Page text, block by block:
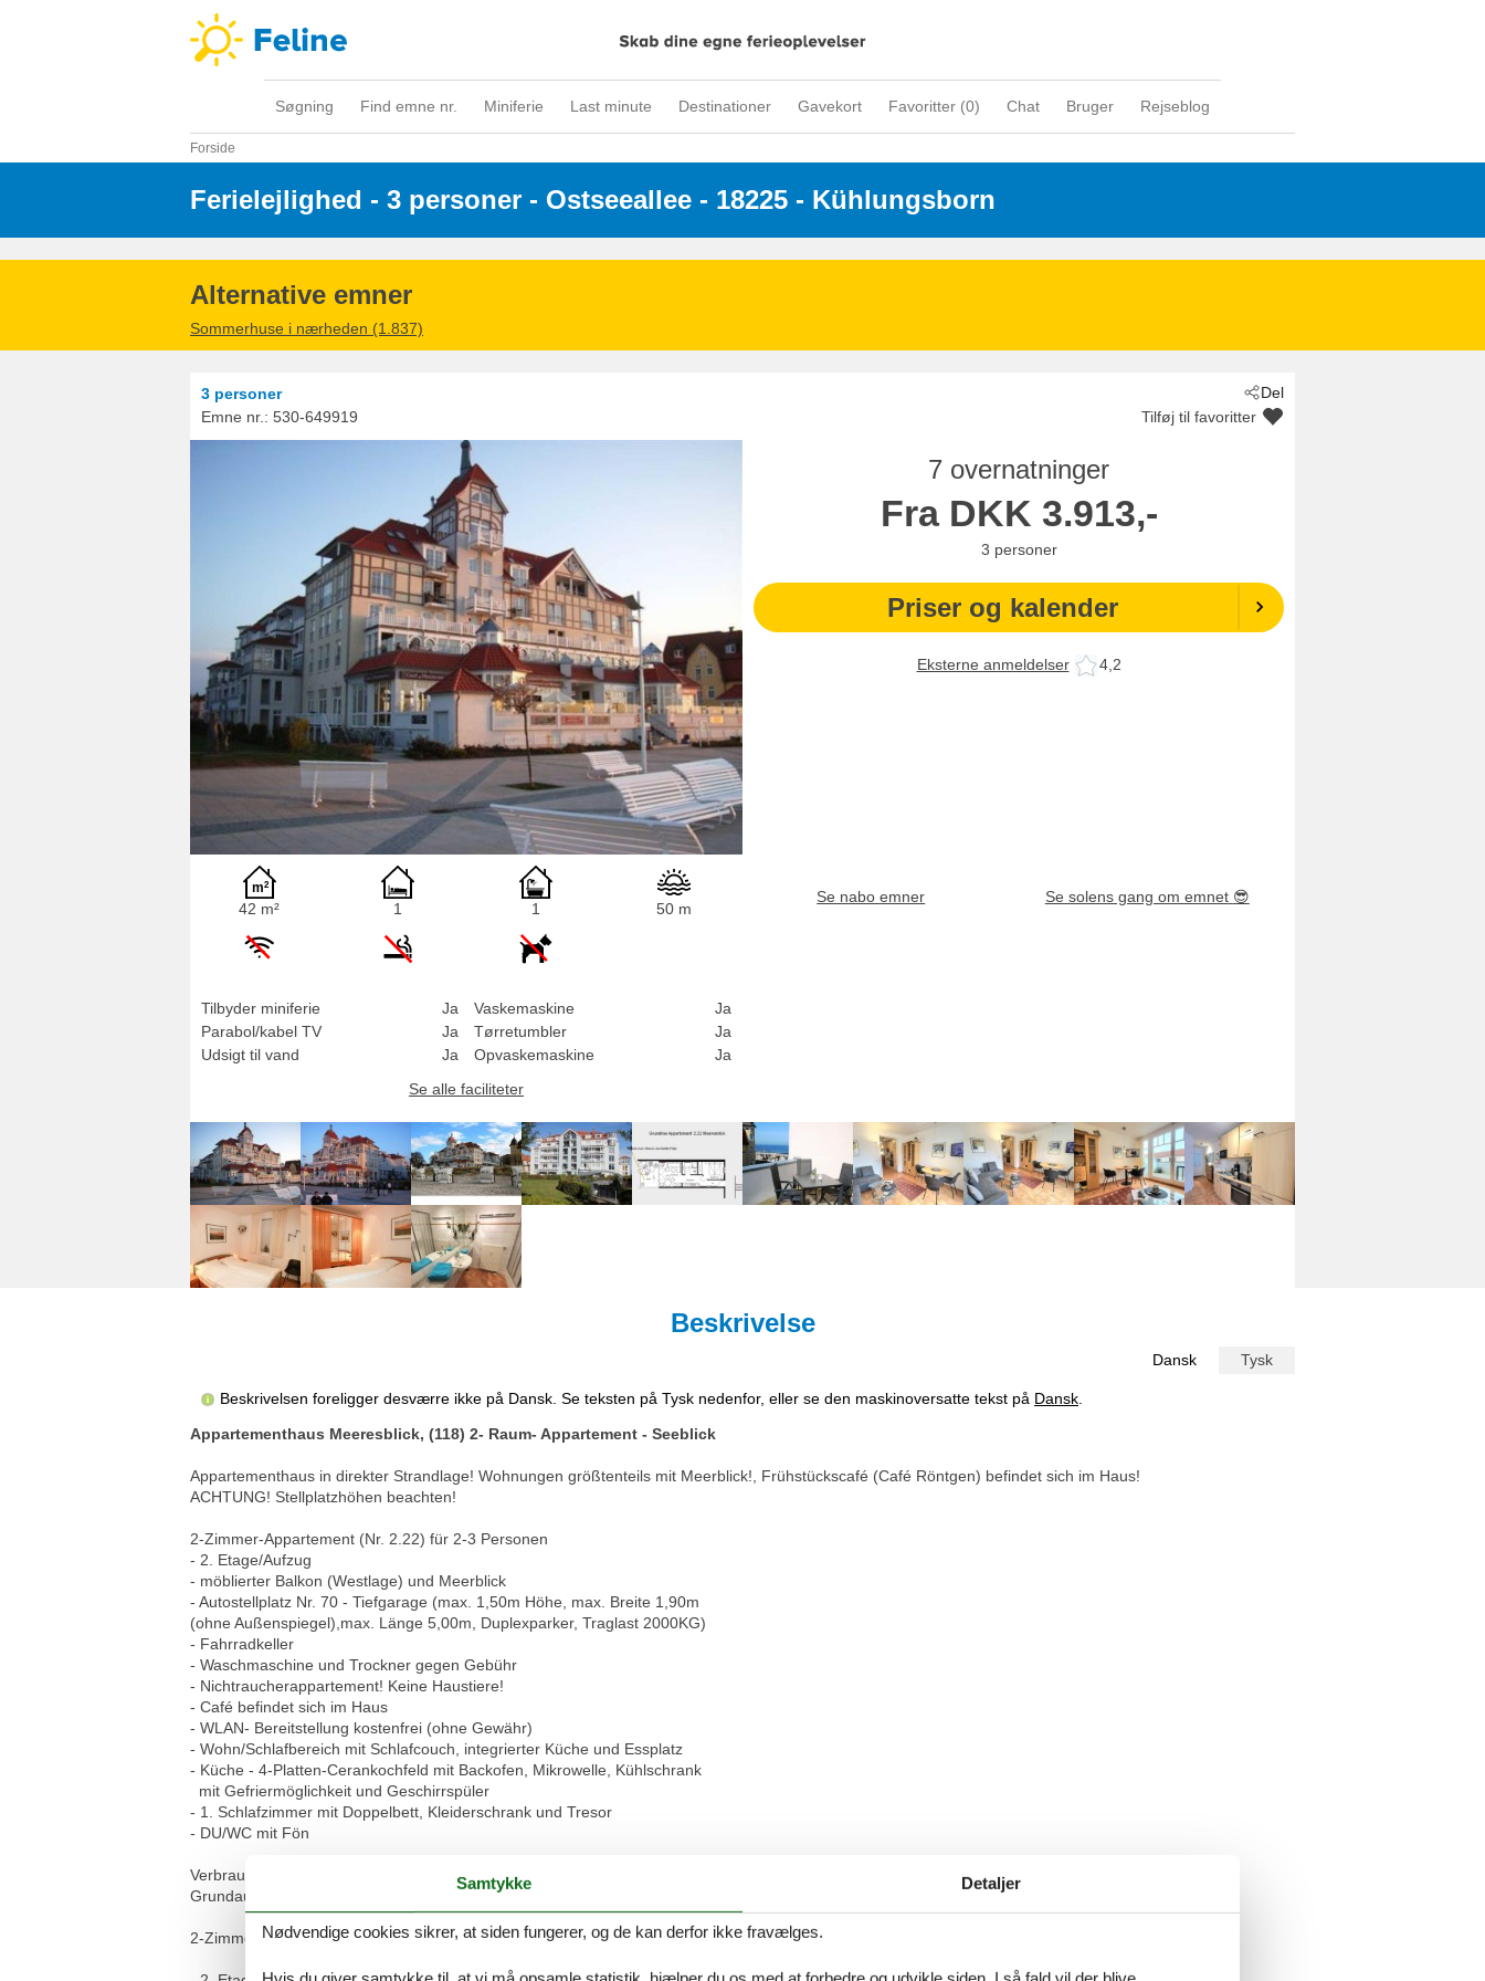
Søgning Find emne nr. Miniferie Last minute Destinationer Gavekort Favoritter (0) Chat Bruger Rejseblog
Forside
Ferielejlighed - 3 personer - Ostseeallee - 18225 - Kühlungsborn
Alternative emner
Sommerhuse i nærheden (1.837)
Del
3 personer
Emne nr.: 530-649919 Tilføj til favoritter
7 overnatninger
Fra DKK 3.913,-
3 personer
Priser og kalender
Eksterne anmeldelser 4,2
42 m² 1 1 50 m
Tilbyder miniferie
Ja
Parabol/kabel TV
Ja
Udsigt til vand
Ja
Vaskemaskine
Ja
Tørretumbler
Ja
Opvaskemaskine
Ja
Se alle faciliteter
Se nabo emner Se solens gang om emnet 😎
Beskrivelse
Dansk Tysk
Beskrivelsen foreligger desværre ikke på Dansk. Se teksten på Tysk nedenfor, eller se den maskinoversatte tekst på Dansk
Appartementhaus Meeresblick, (118) 2- Raum- Appartement - Seeblick
Appartementhaus in direkter Strandlage! Wohnungen größtenteils mit Meerblick!, Frühstückscafé (Café Röntgen) befindet sich im Haus!
ACHTUNG! Stellplatzhöhen beachten!
2-Zimmer-Appartement (Nr. 2.22) für 2-3 Personen
- 2. Etage/Aufzug
- möblierter Balkon (Westlage) und Meerblick
- Autostellplatz Nr. 70 - Tiefgarage (max. 1,50m Höhe, max. Breite 1,90m
(ohne Außenspiegel),max. Länge 5,00m, Duplexparker, Traglast 2000KG)
- Fahrradkeller
- Waschmaschine und Trockner gegen Gebühr
- Nichtraucherappartement! Keine Haustiere!
- Café befindet sich im Haus
- WLAN- Bereitstellung kostenfrei (ohne Gewähr)
- Wohn/Schlafbereich mit Schlafcouch, integrierter Küche und Essplatz
- Küche - 4-Platten-Cerankochfeld mit Backofen, Mikrowelle, Kühlschrank
mit Gefriermöglichkeit und Geschirrspüler
- 1. Schlafzimmer mit Doppelbett, Kleiderschrank und Tresor
- DU/WC mit Fön
Verbrauchsgegenstände (Toilettenpapier, Müllbeutel, Spülmittel etc.) sind in einer
Grundausstattung vorhanden, darüber hinaus aber selbst zu besorgen.
2-Zimmer-Appartement (Nr. 2.22) für 2-3 Personen
Samtykke Detaljer
Nødvendige cookies sikrer, at siden fungerer, og de kan derfor ikke fravælges.